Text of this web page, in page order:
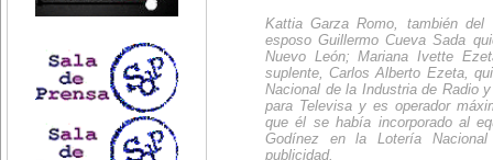
Kattia Garza Romo, también
esposo Guillermo Cueva Sada
Nuevo León; Mariana Ivette
suplente, Carlos Alberto Ezeta,
Nacional de la Industria de Radio
para Televisa y es operador
que él se había incorporado al
Godínez en la Lotería
publicidad.